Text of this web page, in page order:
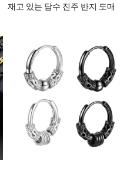
재고 있는 담수 진주 반지 도매